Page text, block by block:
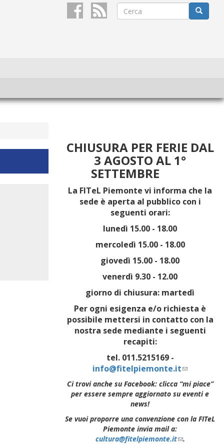
Form
CHIUSURA PER FERIE DAL
3 AGOSTO AL 1°
SETTEMBRE
La FITeL Piemonte vi informa che la
sede è aperta al pubblico con i
seguenti orari:
lunedì 15.00 - 18.00
mercoledì 15.00 - 18.00
giovedì 15.00 - 18.00
venerdì 9.30 - 12.00
giorno di chiusura: martedì
Per ogni esigenza e/o richiesta è
possibile mettersi in contatto con la
nostra sede mediante i seguenti
recapiti:
tel. 011.5215169 -
info@fitelpiemonte.it(link
sends
e-
Ci trovi anche su Facebook: clicca “mi piace”
per essere sempre aggiornato su eventi e
news!
Se vuoi proporre una convenzione con la FITeL
Piemonte invia mail a:
cultura@fitelpiemonte.it(link
.